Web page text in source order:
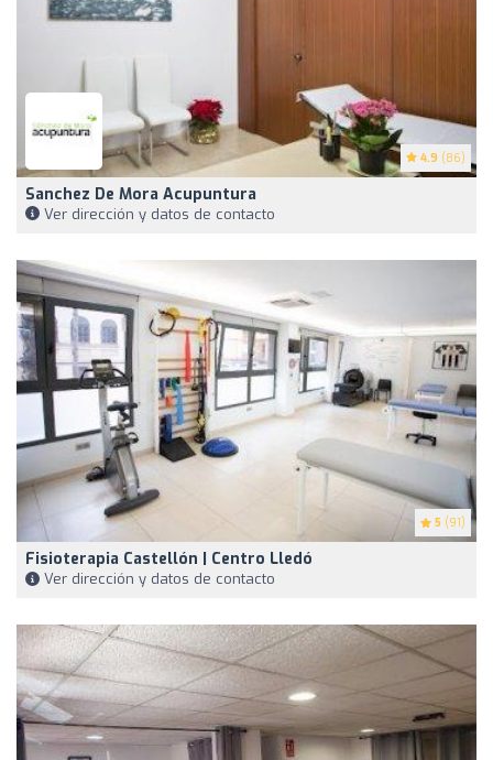
4.9 (86)
Sanchez De Mora Acupuntura
Ver dirección y datos de contacto
5 (91)
Fisioterapia Castellón | Centro Lledó
Ver dirección y datos de contacto